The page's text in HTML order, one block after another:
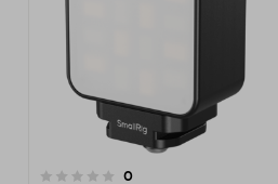
0anmeldelser
5.0av 5 stjerner